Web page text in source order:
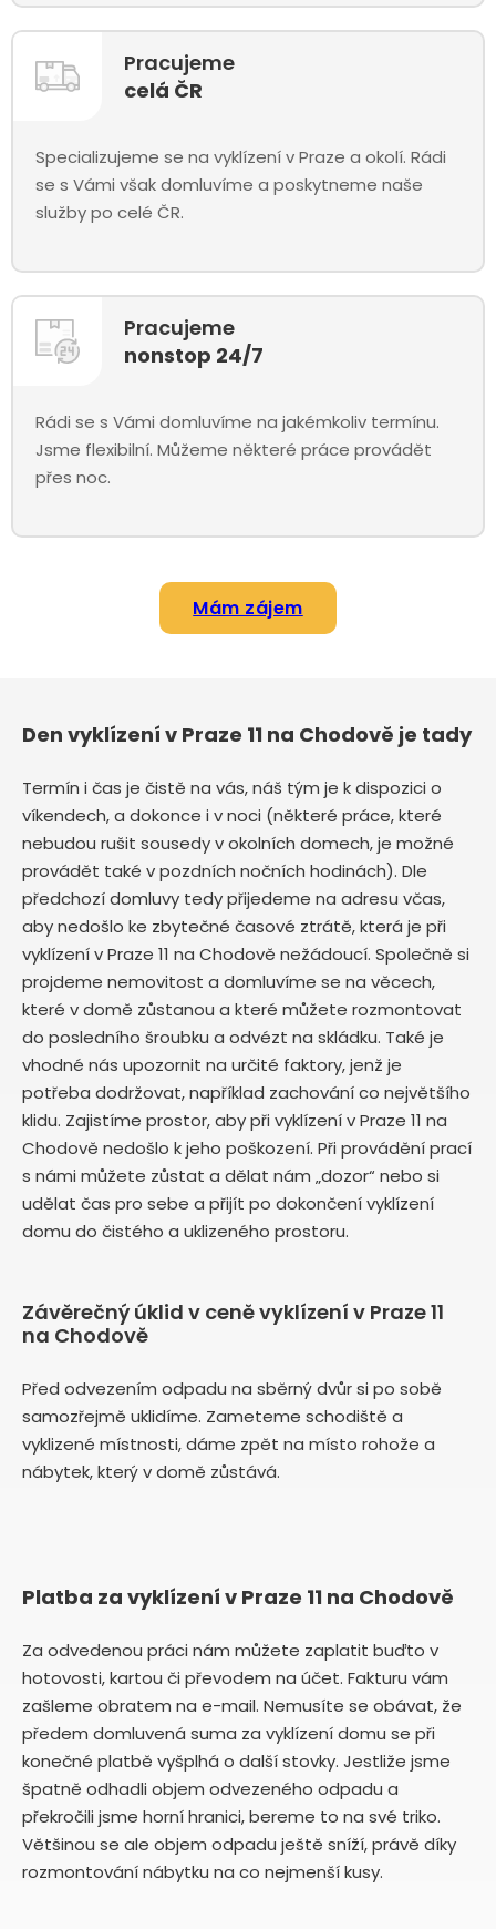
Pracujeme
celá ČR
Specializujeme se na vyklízení v Praze a okolí. Rádi
se s Vámi však domluvíme a poskytneme naše
služby po celé ČR.
Pracujeme
nonstop 24/7
Rádi se s Vámi domluvíme na jakémkoliv termínu.
Jsme flexibilní. Můžeme některé práce provádět
přes noc.
Mám zájem
Den vyklízení v Praze 11 na Chodově je tady
Termín i čas je čistě na vás, náš tým je k dispozici o
víkendech, a dokonce i v noci (některé práce, které
nebudou rušit sousedy v okolních domech, je možné
provádět také v pozdních nočních hodinách). Dle
předchozí domluvy tedy přijedeme na adresu včas,
aby nedošlo ke zbytečné časové ztrátě, která je při
vyklízení v Praze 11 na Chodově nežádoucí. Společně si
projdeme nemovitost a domluvíme se na věcech,
které v domě zůstanou a které můžete rozmontovat
do posledního šroubku a odvézt na skládku. Také je
vhodné nás upozornit na určité faktory, jenž je
potřeba dodržovat, například zachování co největšího
klidu. Zajistíme prostor, aby při vyklízení v Praze 11 na
Chodově nedošlo k jeho poškození. Při provádění prací
s námi můžete zůstat a dělat nám „dozor“ nebo si
udělat čas pro sebe a přijít po dokončení vyklízení
domu do čistého a uklizeného prostoru.
Závěrečný úklid v ceně vyklízení v Praze 11
na Chodově
Před odvezením odpadu na sběrný dvůr si po sobě
samozřejmě uklidíme. Zameteme schodiště a
vyklizené místnosti, dáme zpět na místo rohože a
nábytek, který v domě zůstává.
Platba za vyklízení v Praze 11 na Chodově
Za odvedenou práci nám můžete zaplatit buďto v
hotovosti, kartou či převodem na účet. Fakturu vám
zašleme obratem na e-mail. Nemusíte se obávat, že
předem domluvená suma za vyklízení domu se při
konečné platbě vyšplhá o další stovky. Jestliže jsme
špatně odhadli objem odvezeného odpadu a
překročili jsme horní hranici, bereme to na své triko.
Většinou se ale objem odpadu ještě sníží, právě díky
rozmontování nábytku na co nejmenší kusy.